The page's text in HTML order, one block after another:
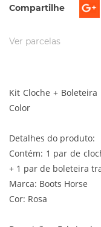
Compartilhe
Ver parcelas
Kit Cloche +
Color
Detalhes do produto:
Contém: 1 par de
+ 1 par de boleteira
Marca: Boots Horse
Cor: Rosa